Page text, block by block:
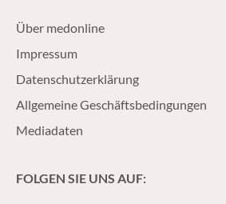
Über medonline
Impressum
Datenschutzerklärung
Allgemeine Geschäftsbedingungen
Mediadaten
FOLGEN SIE UNS AUF: